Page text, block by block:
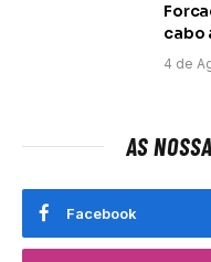
cabo
4 de
AS
Facebook